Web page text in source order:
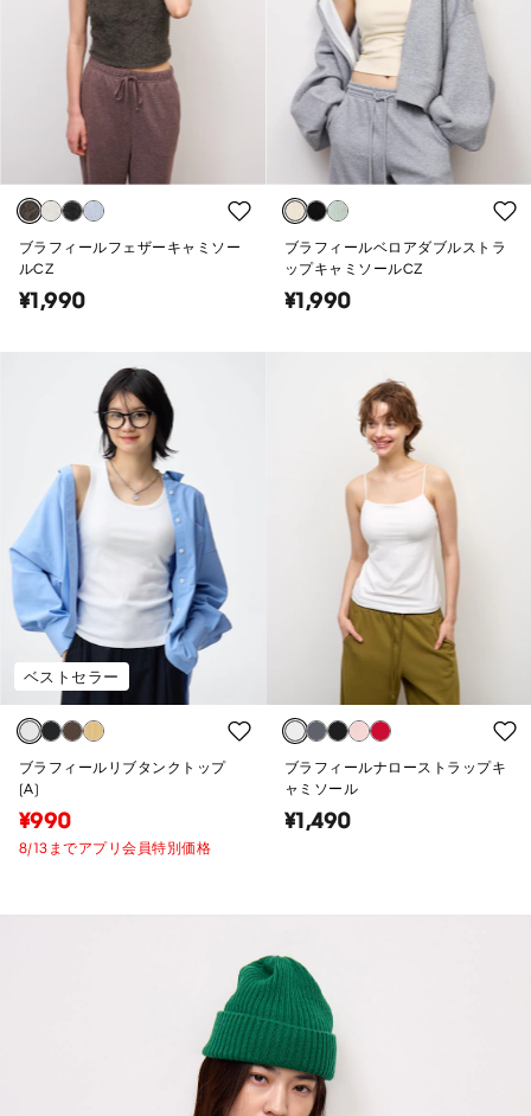
ブラフィールフェザーキャミソー
ルCZ
¥1,990
ブラフィールベロアダブルストラ
ップキャミソールCZ
¥1,990
ベストセラー
ブラフィールリブタンクトップ
(A)
¥990
8/13までアプリ会員特別価格
ブラフィールナローストラップキ
ャミソール
¥1,490